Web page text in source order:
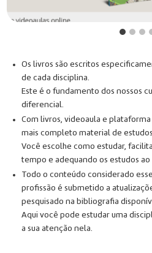
Os livros são escritos
de cada disciplina.
Este é o fundamento dos nossos
diferencial.
Com livros, videoaula e
mais completo material de
Você escolhe como estudar,
tempo e adequando os estudos
Todo o conteúdo considerado
profissão é submetido a
pesquisado na bibliografia
Aqui você pode estudar uma
a sua atenção nela.